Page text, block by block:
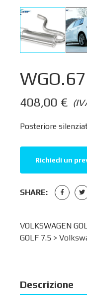
WGO.67
408,00 €
Posteriore
Richiedi un
SHARE:
VOLKSWAGEN
GOLF 7.5 >
Descrizione